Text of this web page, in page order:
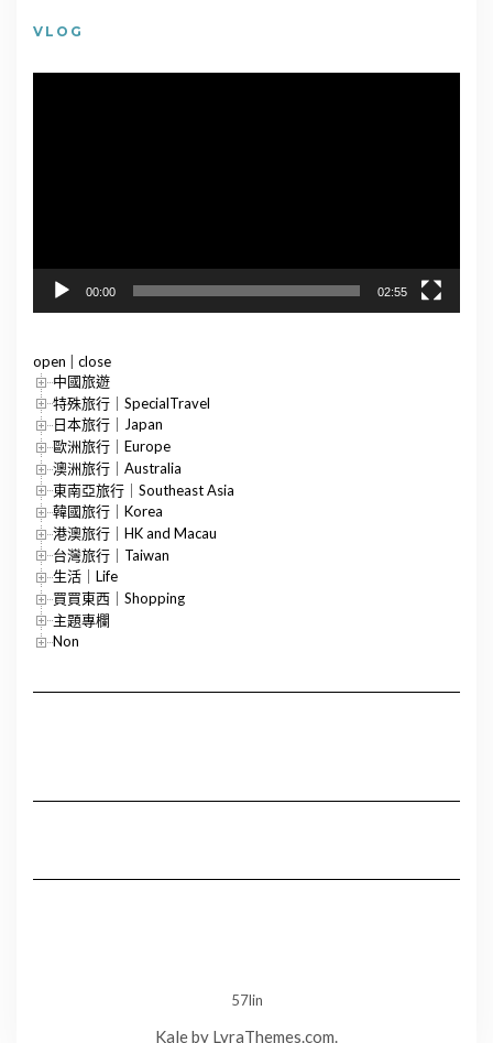
VLOG
00:00 02:55
open
close
中國旅遊
特殊旅行｜SpecialTravel
日本旅行｜Japan
歐洲旅行｜Europe
澳洲旅行｜Australia
東南亞旅行｜Southeast Asia
韓國旅行｜Korea
港澳旅行｜HK and Macau
台灣旅行｜Taiwan
生活｜Life
買買東西｜Shopping
主題專欄
Non
57lin
Kaleby LyraThemes.com.